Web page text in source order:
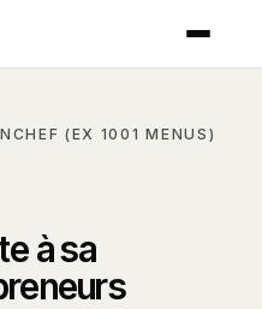
(EX 1001 MENUS)
à sa